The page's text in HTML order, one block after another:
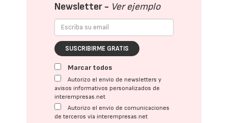
Newsletter - Ver ejemplo
SUSCRIBIRME GRATIS
Marcar todos
Autorizo el envío de newsletters y
avisos informativos personalizados de
interempresas.net
Autorizo el envío de comunicaciones
de terceros vía interempresas.net